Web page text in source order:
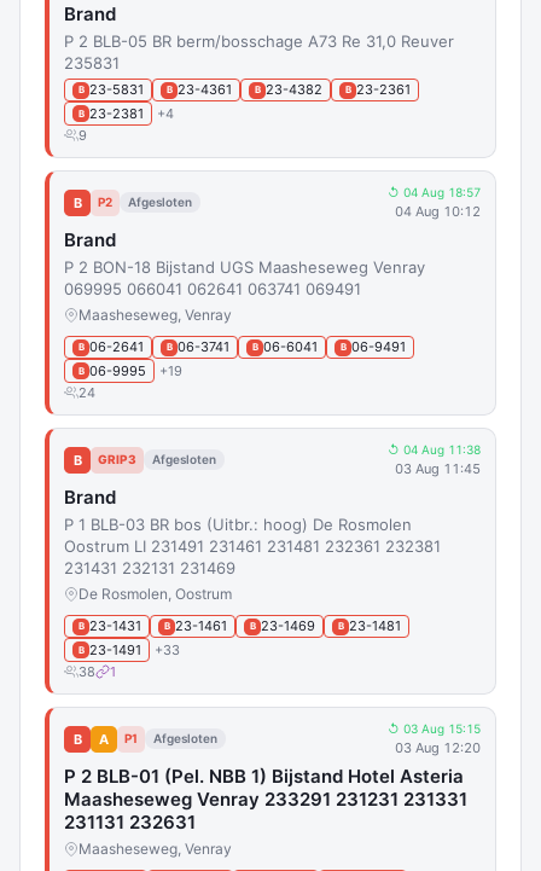
Brand
P 2 BLB-05 BR berm/bosschage A73 Re 31,0 Reuver
235831
B 23-5831 B 23-4361 B 23-4382 B 23-2361
B 23-2381
+4
9
B P2 Afgesloten
↺ 04 Aug 18:57
04 Aug 10:12
Brand
P 2 BON-18 Bijstand UGS Maasheseweg Venray
069995 066041 062641 063741 069491
Maasheseweg, Venray
B 06-2641 B 06-3741 B 06-6041 B 06-9491
B 06-9995
+19
24
B GRIP3 Afgesloten
↺ 04 Aug 11:38
03 Aug 11:45
Brand
P 1 BLB-03 BR bos (Uitbr.: hoog) De Rosmolen
Oostrum LI 231491 231461 231481 232361 232381
231431 232131 231469
De Rosmolen, Oostrum
B 23-1431 B 23-1461 B 23-1469 B 23-1481
B 23-1491
+33
38
1
B A P1 Afgesloten
↺ 03 Aug 15:15
03 Aug 12:20
P 2 BLB-01 (Pel. NBB 1) Bijstand Hotel Asteria
Maasheseweg Venray 233291 231231 231331
231131 232631
Maasheseweg, Venray